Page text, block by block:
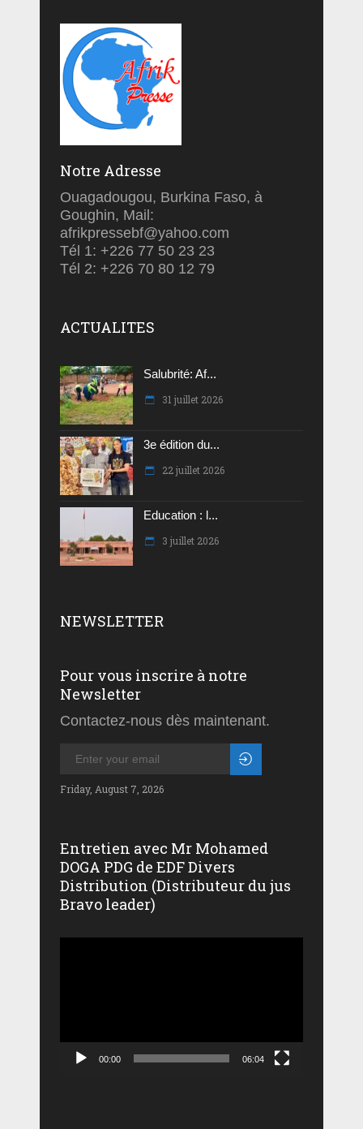
Notre Adresse
Ouagadougou, Burkina Faso, à
Goughin, Mail:
afrikpressebf@yahoo.com
Tél 1: +226 77 50 23 23
Tél 2: +226 70 80 12 79
ACTUALITES
Salubrité: Af...
31 juillet 2026
3e édition du...
22 juillet 2026
Education : l...
3 juillet 2026
NEWSLETTER
Pour vous inscrire à notre
Newsletter
Contactez-nous dès maintenant.
Friday, August 7, 2026
Entretien avec Mr Mohamed
DOGA PDG de EDF Divers
Distribution (Distributeur du jus
Bravo leader)
00:00 06:04